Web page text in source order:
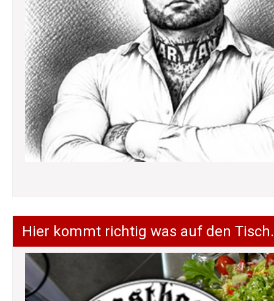
Hier kommt richtig was auf den Tisch.